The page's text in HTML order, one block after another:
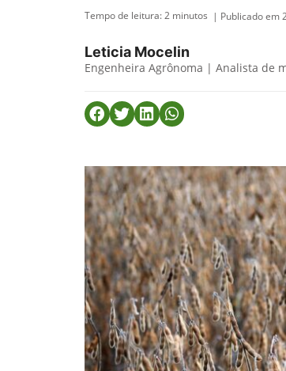
Tempo de leitura:2 minutos | Publicado em
Leticia Mocelin
Engenheira Agrônoma | Analista de